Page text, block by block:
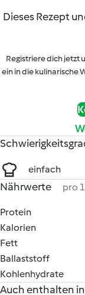
Dieses Rezept
Registriere dich jetzt
ein in die kulinarische
einfach
Nährwerte pro
Protein
Kalorien
Fett
Ballaststoff
Kohlenhydrate
Auch enthalten in